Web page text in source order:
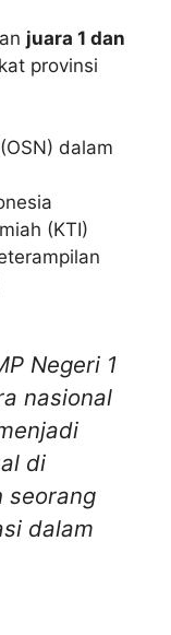
juara 1 dan
provinsi
dalam
(KTI)
Negeri 1
nasional
di
seorang
dalam